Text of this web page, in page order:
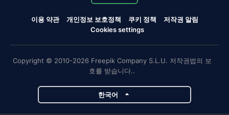
이용 약관 개인정보 보호정책 쿠키 정책
저작권 알림
Cookies settings
Copyright © 2010-2026 Freepik Company S.L.U. 저작권법의 보
호를 받습니다..
한국어